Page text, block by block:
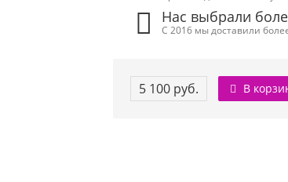
Нас выбрали
С 2016 мы доставили
5 100 руб. В